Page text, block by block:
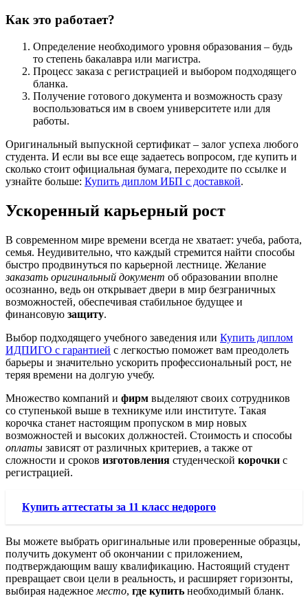
Как это работает?
Определение необходимого уровня образования – будь
то степень бакалавра или магистра.
Процесс заказа с регистрацией и выбором подходящего
бланка.
Получение готового документа и возможность сразу
воспользоваться им в своем университете или для
работы.
Оригинальный выпускной сертификат – залог успеха любого
студента. И если вы все еще задаетесь вопросом, где купить и
сколько стоит официальная бумага, переходите по ссылке и
узнайте больше: Купить диплом ИБП с доставкой.
Ускоренный карьерный рост
В современном мире времени всегда не хватает: учеба, работа,
семья. Неудивительно, что каждый стремится найти способы
быстро продвинуться по карьерной лестнице. Желание
заказать оригинальный документ об образовании вполне
осознанно, ведь он открывает двери в мир безграничных
возможностей, обеспечивая стабильное будущее и
финансовую защиту.
Выбор подходящего учебного заведения или Купить диплом
ИДПИГО с гарантией с легкостью поможет вам преодолеть
барьеры и значительно ускорить профессиональный рост, не
теряя времени на долгую учебу.
Множество компаний и фирм выделяют своих сотрудников
со ступенькой выше в техникуме или институте. Такая
корочка станет настоящим пропуском в мир новых
возможностей и высоких должностей. Стоимость и способы
оплаты зависят от различных критериев, а также от
сложности и сроков изготовления студенческой корочки с
регистрацией.
Купить аттестаты за 11 класс недорого
Вы можете выбрать оригинальные или проверенные образцы,
получить документ об окончании с приложением,
подтверждающим вашу квалификацию. Настоящий студент
превращает свои цели в реальность, и расширяет горизонты,
выбирая надежное место, где купить необходимый бланк.